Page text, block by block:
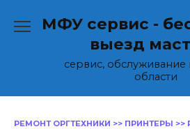
МФУ сервис -
выезд
сервис,
области
РЕМОНТ ОРГТЕХНИКИ >> ПРИНТЕРЫ >>